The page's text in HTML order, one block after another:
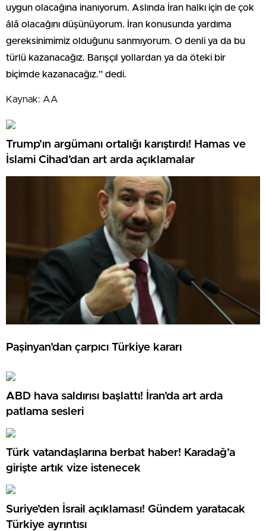
uygun olacağına inanıyorum. Aslında İran halkı için de çok
âlâ olacağını düşünüyorum. İran konusunda yardıma
gereksinimimiz olduğunu sanmıyorum. O denli ya da bu
türlü kazanacağız. Barışçıl yollardan ya da öteki bir
biçimde kazanacağız.” dedi.
Kaynak: AA
Trump’ın argümanı ortalığı karıştırdı! Hamas ve
İslami Cihad’dan art arda açıklamalar
Paşinyan’dan çarpıcı Türkiye kararı
ABD hava saldırısı başlattı! İran’da art arda
patlama sesleri
Türk vatandaşlarına berbat haber! Karadağ’a
girişte artık vize istenecek
Suriye’den İsrail açıklaması! Gündem yaratacak
Türkiye ayrıntısı